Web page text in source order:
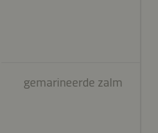
gemarineerde zalm